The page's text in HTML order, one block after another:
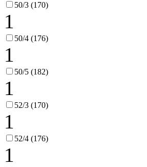
50/3 (170)
1
50/4 (176)
1
50/5 (182)
1
52/3 (170)
1
52/4 (176)
1